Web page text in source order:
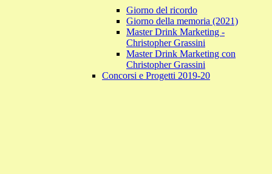
Giorno del ricordo
Giorno della memoria (2021)
Master Drink Marketing -
Christopher Grassini
Master Drink Marketing con
Christopher Grassini
Concorsi e Progetti 2019-20